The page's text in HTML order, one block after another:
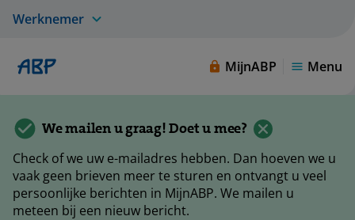
Werknemer
MijnABP Menu
We mailen u graag! Doet u mee?
Check of we uw e-mailadres hebben. Dan hoeven we u
vaak geen brieven meer te sturen en ontvangt u veel
persoonlijke berichten in MijnABP. We mailen u
meteen bij een nieuw bericht.